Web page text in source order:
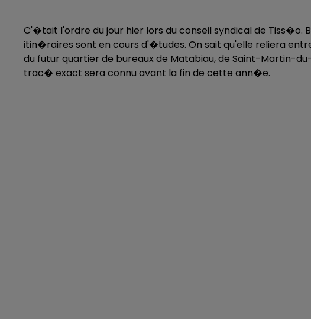
C'�tait l'ordre du jour hier lors du conseil syndical de Tiss�o.
itin�raires sont en cours d'�tudes. On sait qu'elle reliera
du futur quartier de bureaux de Matabiau, de Saint-Martin-
trac� exact sera connu avant la fin de cette ann�e.